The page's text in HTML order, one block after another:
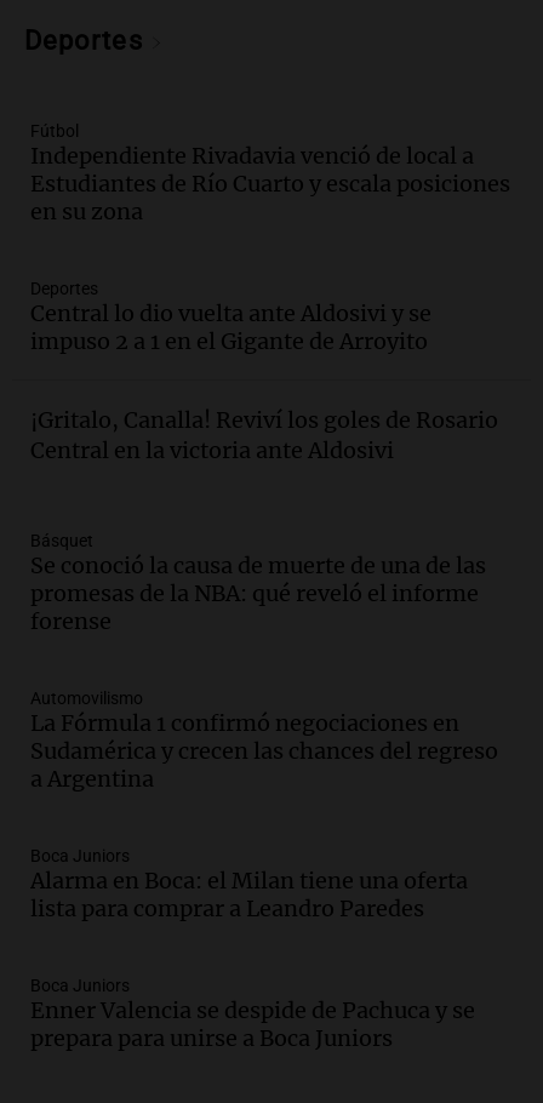
Bulaya este sábado
Audio.
Congreso y evacuación por derrame de
oxígeno en Montecastro
Panorama Federal
y llega avión para escuelas de la décima
brigada aérea
Panorama Federal
Audio.La justicia reconoce al COVID
como enfermedad laboral tras la muerte
Audio.Aumento de tarifas de luz en San
Luis a partir de agosto por nueva
regulación de la energía
Audio.Gabriela Irrazábal: “Un 35,5% de
la población del país fue a templos a
buscar ayuda el último año”
La Argentina, hoy
Audio.
sobre la muerte del kitesurfista en
Santa Fe.
Audio.
José Roccuzzo, cortes de carne y
compras de Antonella: bromas en
Rosario.
Deportes
Fútbol
Independiente Rivadavia venció de local a
Estudiantes de Río Cuarto y escala posiciones
en su zona
Deportes
Central lo dio vuelta ante Aldosivi y se
impuso 2 a 1 en el Gigante de Arroyito
¡Gritalo, Canalla! Reviví los goles de Rosario
Central en la victoria ante Aldosivi
Básquet
Se conoció la causa de muerte de una de las
promesas de la NBA: qué reveló el informe
forense
Automovilismo
La Fórmula 1 confirmó negociaciones en
Sudamérica y crecen las chances del regreso
a Argentina
Boca Juniors
Alarma en Boca: el Milan tiene una oferta
lista para comprar a Leandro Paredes
Boca Juniors
Enner Valencia se despide de Pachuca y se
prepara para unirse a Boca Juniors